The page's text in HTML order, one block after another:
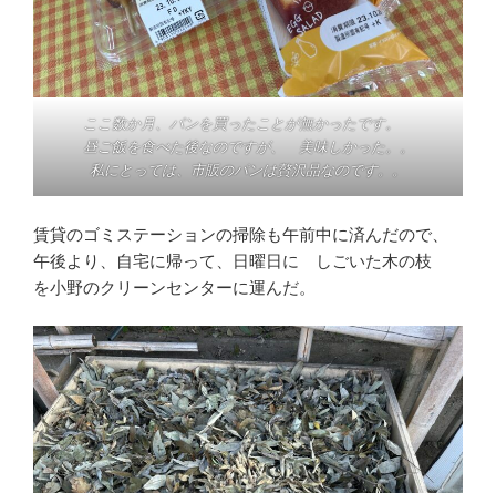
ここ数か月、パンを買ったことが無かったです。
昼ご飯を食べた後なのですが、 美味しかった。。
私にとっては、市販のパンは贅沢品なのです。。
賃貸のゴミステーションの掃除も午前中に済んだので、
午後より、自宅に帰って、日曜日に しごいた木の枝
を小野のクリーンセンターに運んだ。